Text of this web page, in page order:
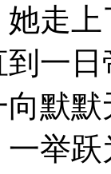
走
日
默
举